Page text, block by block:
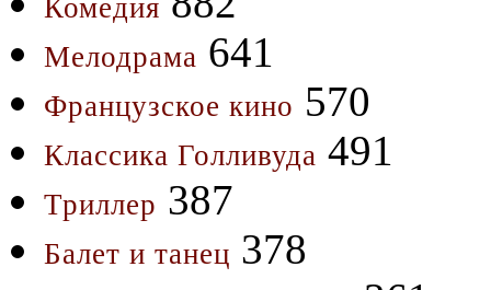
Комедия
Мелодрама 641
Французское кино 570
Классика Голливуда 491
Триллер 387
Балет и танец 378